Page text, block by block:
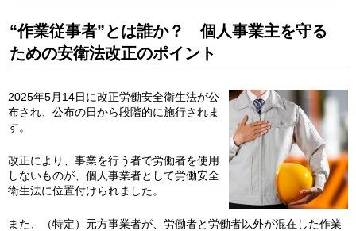
“作業従事者”とは誰か？ 個人事業主を守る
ための安衛法改正のポイント
2025年5月14日に改正労働安全衛生法が公
布され、公布の日から段階的に施行されま
す。
改正により、事業を行う者で労働者を使用
しないものが、個人事業者として労働安全
衛生法に位置付けられました。
また、（特定）元方事業者が、労働者と労働者以外が混在した作業